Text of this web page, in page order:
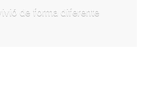
de forma diferente